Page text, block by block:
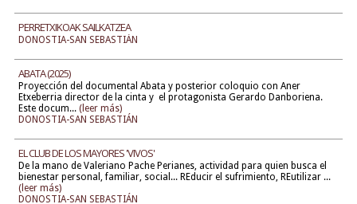
PERRETXIKOAK SAILKATZEA
DONOSTIA-SAN SEBASTIÁN
ABATA (2025)
Proyección del documental Abata y posterior coloquio con Aner
Etxeberria director de la cinta y el protagonista Gerardo Danboriena.
Este docum... (leer más)
DONOSTIA-SAN SEBASTIÁN
EL CLUB DE LOS MAYORES 'VIVOS'
De la mano de Valeriano Pache Perianes, actividad para quien busca el
bienestar personal, familiar, social... REducir el sufrimiento, REutilizar ...
(leer más)
DONOSTIA-SAN SEBASTIÁN